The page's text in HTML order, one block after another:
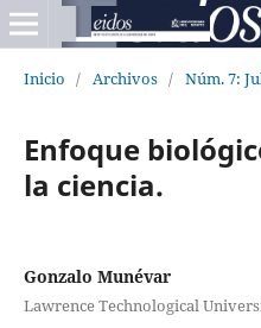
Inicio / Archivos / Núm. 7:
Enfoque
la ciencia.
Gonzalo Munévar
Lawrence Technological